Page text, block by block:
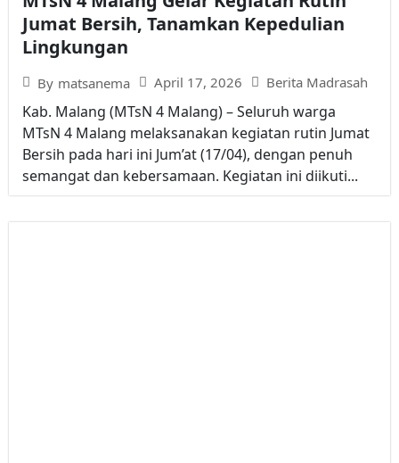
Jumat Bersih, Tanamkan Kepedulian
Lingkungan
By matsanema April 17, 2026 Berita Madrasah
Kab. Malang (MTsN 4 Malang) – Seluruh warga
MTsN 4 Malang melaksanakan kegiatan rutin Jumat
Bersih pada hari ini Jum’at (17/04), dengan penuh
semangat dan kebersamaan. Kegiatan ini diikuti...